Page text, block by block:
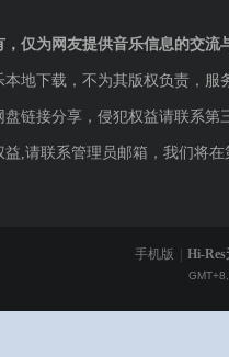
仅为网友提供音乐信息的交流
地下载，不为其版权负责，服
盘链接分享，侵犯权益请联系第
益,请联系管理员邮箱，我们将在
手机版 Hi-